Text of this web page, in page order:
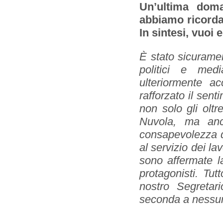
Un’ultima
abbiamo
In sintesi, vuoi
È stato
politici e
ulteriormente
rafforzato il
non solo gli
Nuvola, ma
consapevolezza
al servizio dei
sono affermate
protagonisti.
nostro
seconda a